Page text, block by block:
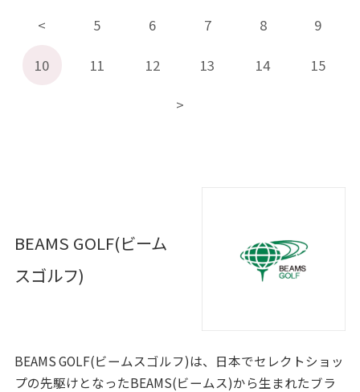
5 6 7 8 9
10 11 12 13 14 15
BEAMS GOLF(ビーム
スゴルフ)
BEAMS GOLF(ビームスゴルフ)は、日本でセレクトショッ
プの先駆けとなったBEAMS(ビームス)から生まれたブラ